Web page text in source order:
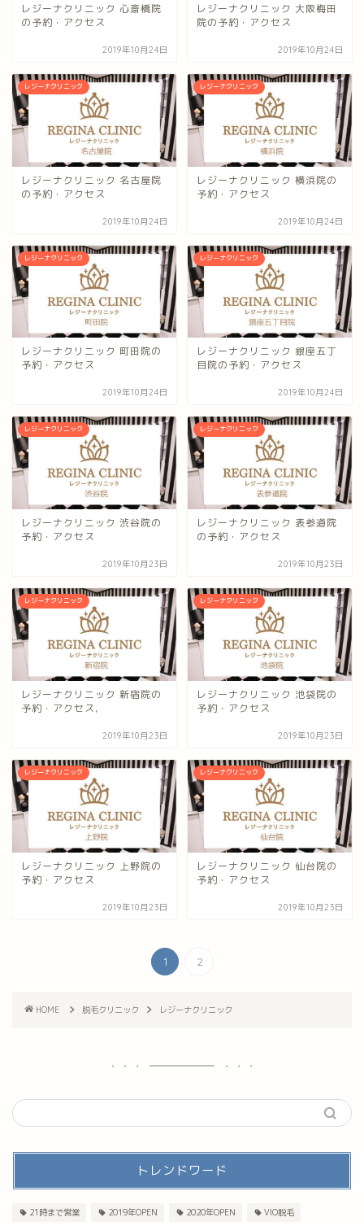
レジーナクリニック 心斎橋院
の予約・アクセス
2019年10月24日
レジーナクリニック 大阪梅田
院の予約・アクセス
2019年10月24日
レジーナクリニック
レジーナクリニック 名古屋院
の予約・アクセス
2019年10月24日
レジーナクリニック
レジーナクリニック 横浜院の
予約・アクセス
2019年10月24日
レジーナクリニック
レジーナクリニック 町田院の
予約・アクセス
2019年10月24日
レジーナクリニック
レジーナクリニック 銀座五丁
目院の予約・アクセス
2019年10月24日
レジーナクリニック
レジーナクリニック 渋谷院の
予約・アクセス
2019年10月23日
レジーナクリニック
レジーナクリニック 表参道院
の予約・アクセス
2019年10月23日
レジーナクリニック
レジーナクリニック 新宿院の
予約・アクセス,
2019年10月23日
レジーナクリニック
レジーナクリニック 池袋院の
予約・アクセス
2019年10月23日
レジーナクリニック
レジーナクリニック 上野院の
予約・アクセス
2019年10月23日
レジーナクリニック
レジーナクリニック 仙台院の
予約・アクセス
2019年10月23日
1 2
HOME 脱毛クリニック レジーナクリニック
トレンドワード
21時まで営業 2019年OPEN 2020年OPEN VIO脱毛